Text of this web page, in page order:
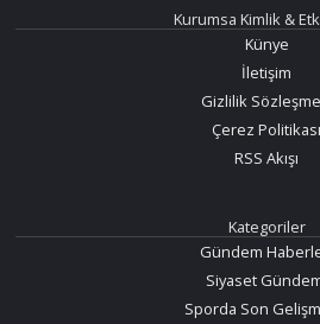
Kurumsa Kimlik &
Künye
İletişim
Gizlilik
Çerez Politikası
RSS Akışı
Kategoriler
Gündem
Siyaset
Sporda Son